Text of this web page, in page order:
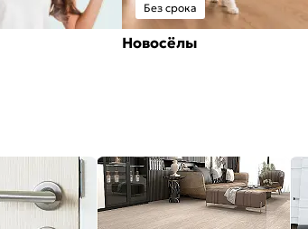
Без срока
Новосёлы